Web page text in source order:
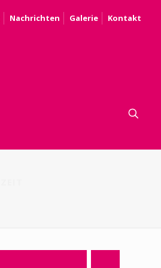
Nachrichten Galerie Kontakt